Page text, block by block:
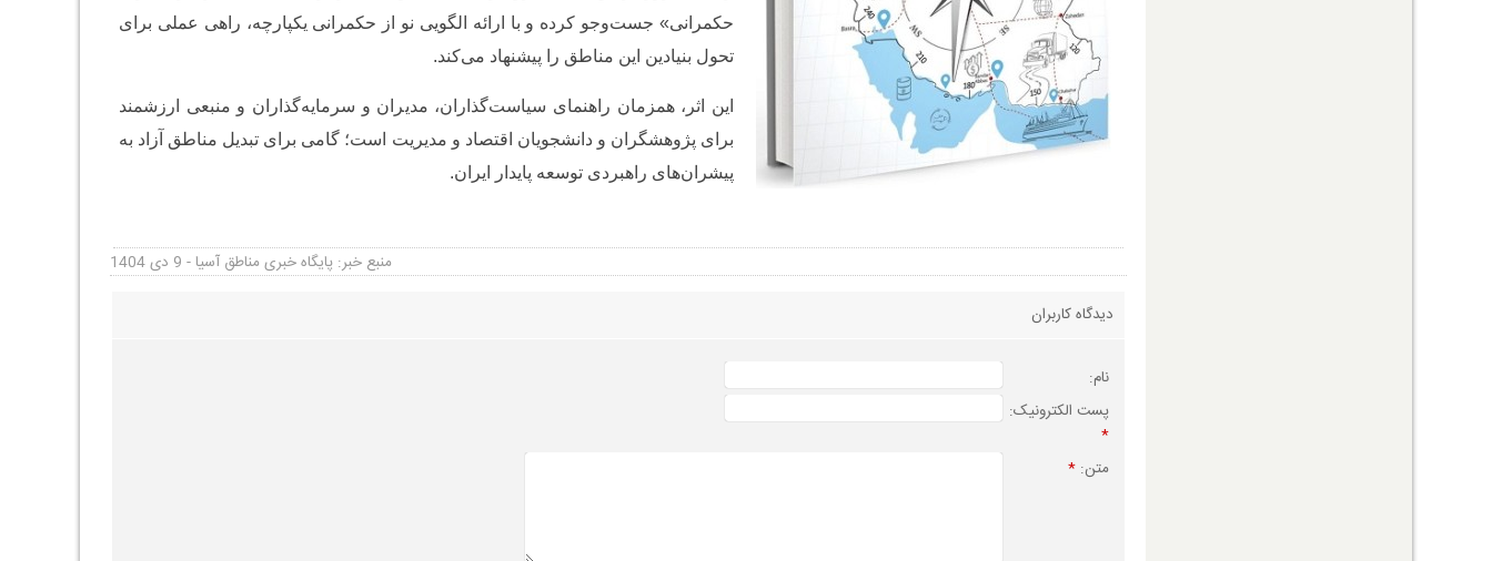
حکمرانی» جست‌وجو کرده و با ارائه الگویی نو از حکمرانی یکپارچه، راهی عملی برای
تحول بنیادین این مناطق را پیشنهاد می‌کند.
این اثر، همزمان راهنمای سیاست‌گذاران، مدیران و سرمایه‌گذاران و منبعی ارزشمند
برای پژوهشگران و دانشجویان اقتصاد و مدیریت است؛ گامی برای تبدیل مناطق آزاد به
پیشران‌های راهبردی توسعه پایدار ایران.
منبع خبر: پایگاه خبری مناطق آسیا - 9 دی 1404
دیدگاه کاربران
نام:
پست الکترونیک:
*
متن: *